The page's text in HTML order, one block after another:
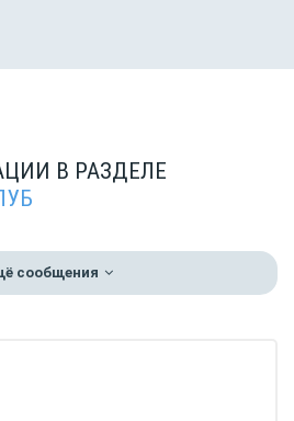
В РАЗДЕЛЕ
сообщения